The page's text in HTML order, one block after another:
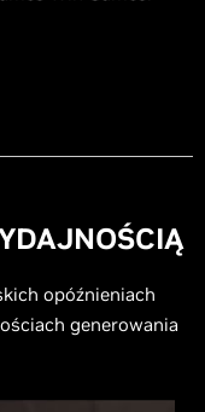
opóźnieniach
generowania